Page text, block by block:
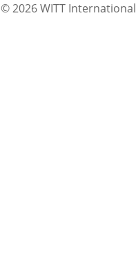
© 2026 WITT International